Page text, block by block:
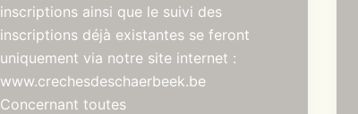
inscriptions ainsi que le suivi des
inscriptions déjà existantes se feront
uniquement via notre site internet :
www.crechesdeschaerbeek.be
Concernant toutes